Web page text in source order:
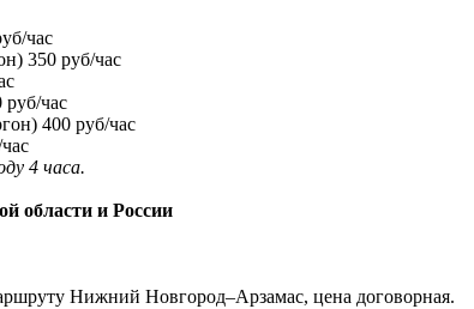
час
350 руб/час
руб/час
400 руб/час
4 часа.
области и России
Нижний Новгород–Арзамас, цена договорная.